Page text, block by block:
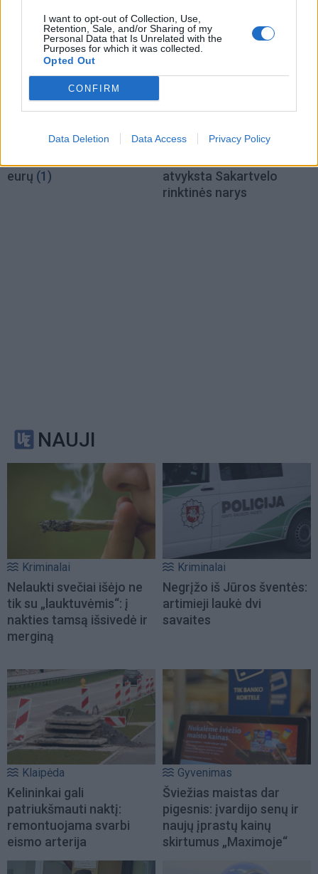
I want to opt-out of Collection, Use,
Retention, Sale, and/or Sharing of my
Personal Data that Is Unrelated with the
Purposes for which it was collected.
Opted Out
CONFIRM
Data Deletion Data Access Privacy Policy
Krepšinio čempionato
eurų (1)
„Dragūnas“ sulaukė
atvyksta Sakartvelo
rinktinės narys
NAUJI
Kriminalai
Nelaukti svečiai išėjo ne
tik su „lauktuvėmis“: į
nakties tamsą išsivedė ir
merginą
Kriminalai
Negrįžo iš Jūros šventės:
artimieji laukė dvi
savaites
Klaipėda
Kelininkai gali
patriukšmauti naktį:
remontuojama svarbi
eismo arterija
Gyvenimas
Šviežias maistas dar
pigesnis: įvardijo senų ir
naujų įprastų kainų
skirtumus „Maximoje“